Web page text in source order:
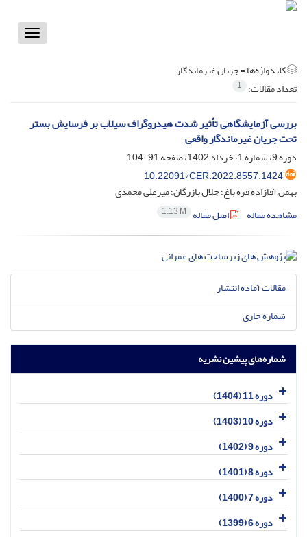
Toggle
کلیدواژه‌ها =جریان غیرماندگار
تعداد مقالات: 1
بررسی آزمایشگاهی تأثیر شدت هیدروگراف سیلاب بر فرسایش بستر
تحت جریان غیرماندگار واقعی
دوره 9، شماره 1، خرداد 1402، صفحه
91-104
10.22091/CER.2022.8557.1424
بهمن آقازاده قره باغ؛ جلال بازرگان؛ میرعلی محمدی
مشاهده مقاله
اصل مقاله 1.13 M
مقالات آماده انتشار
شماره جاری
شماره‌های پیشین نشریه
دوره 11 (1404)
دوره 10 (1403)
دوره 9 (1402)
دوره 8 (1401)
دوره 7 (1400)
دوره 6 (1399)